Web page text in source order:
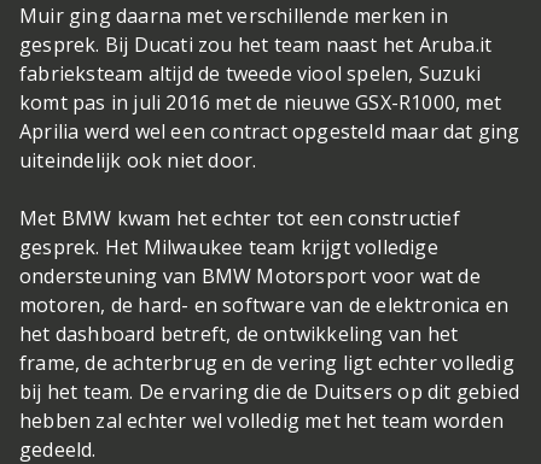
Muir ging daarna met verschillende merken in
gesprek. Bij Ducati zou het team naast het Aruba.it
fabrieksteam altijd de tweede viool spelen, Suzuki
komt pas in juli 2016 met de nieuwe GSX-R1000, met
Aprilia werd wel een contract opgesteld maar dat ging
uiteindelijk ook niet door.
Met BMW kwam het echter tot een constructief
gesprek. Het Milwaukee team krijgt volledige
ondersteuning van BMW Motorsport voor wat de
motoren, de hard- en software van de elektronica en
het dashboard betreft, de ontwikkeling van het
frame, de achterbrug en de vering ligt echter volledig
bij het team. De ervaring die de Duitsers op dit gebied
hebben zal echter wel volledig met het team worden
gedeeld.